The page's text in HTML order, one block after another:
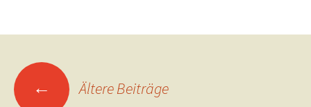
Beitragsnavigation
← Ältere Beiträge